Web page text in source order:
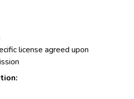
license agreed upon